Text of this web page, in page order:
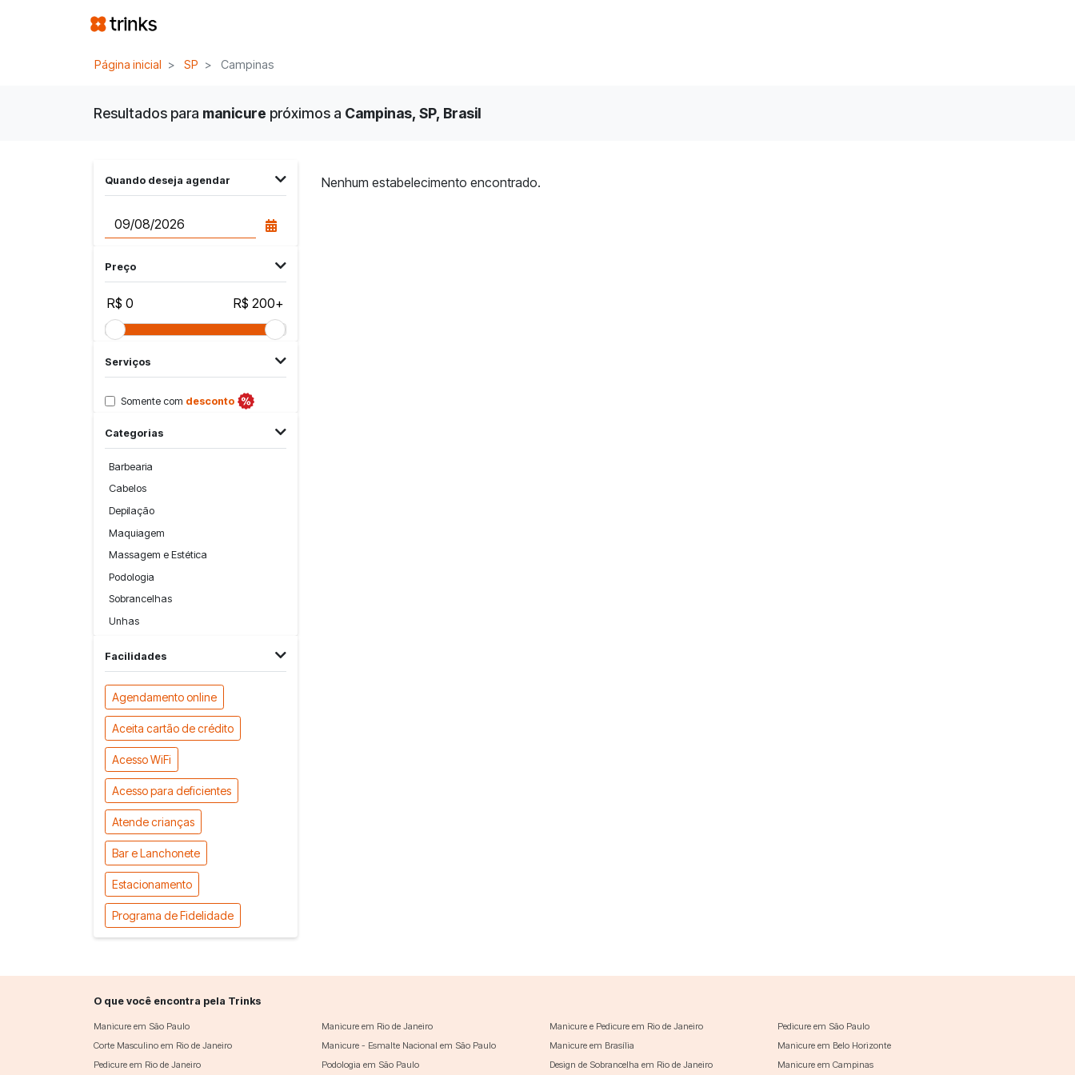
Página inicial SP Campinas
Resultados para manicure próximos a Campinas, SP, Brasil
Quando deseja agendar
Preço
R$ 0 R$ 200+
Serviços
Somente com desconto
Categorias
Barbearia
Cabelos
Depilação
Maquiagem
Massagem e Estética
Podologia
Sobrancelhas
Unhas
Facilidades
Agendamento online
Aceita cartão de crédito
Acesso WiFi
Acesso para deficientes
Atende crianças
Bar e Lanchonete
Estacionamento
Programa de Fidelidade
Nenhum estabelecimento encontrado.
O que você encontra pela Trinks
Manicure em São Paulo Manicure em Rio de Janeiro Manicure e Pedicure em Rio de Janeiro
Pedicure em São Paulo
Corte Masculino em Rio de Janeiro
Manicure - Esmalte Nacional em São Paulo Manicure em Brasília
Manicure em Belo Horizonte
Pedicure em Rio de Janeiro
Podologia em São Paulo Design de Sobrancelha em Rio de Janeiro Manicure em Campinas